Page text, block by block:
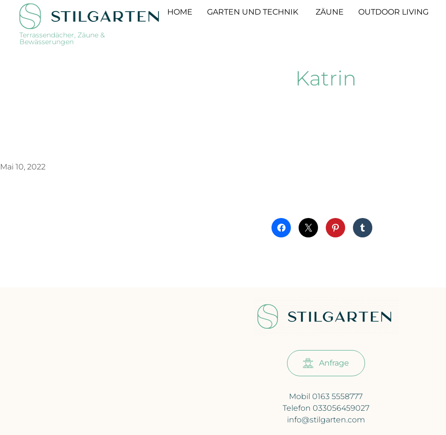
Terrassendächer, Zäune &
Bewässerungen
HOME GARTEN UND TECHNIK ZÄUNE OUTDOOR LIVING
Katrin
Mai 10, 2022
Anfrage
Mobil 0163 5558777
Telefon 033056459027
info@stilgarten.com